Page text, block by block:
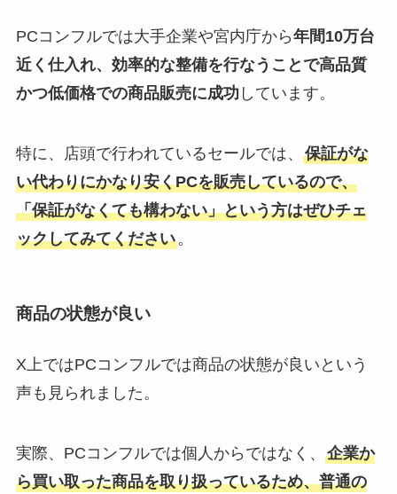
PCコンフルでは大手企業や宮内庁から年間10万台
近く仕入れ、効率的な整備を行なうことで高品質
かつ低価格での商品販売に成功 しています。
特に、店頭で行われているセールでは、 保証がな
い代わりにかなり安くPCを販売しているので、
「保証がなくても構わない」という方はぜひチェ
ックしてみてください。
商品の状態が良い
X上ではPCコンフルでは商品の状態が良いという
声も見られました。
実際、PCコンフルでは個人からではなく、 企業か
ら買い取った商品を取り扱っているため、普通の